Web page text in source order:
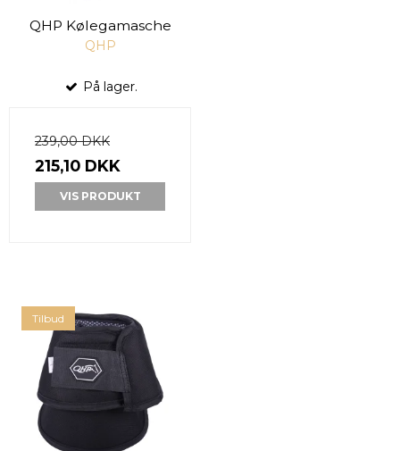
QHP Kølegamasche
QHP
På lager.
239,00 DKK
215,10 DKK
VIS PRODUKT
Tilbud